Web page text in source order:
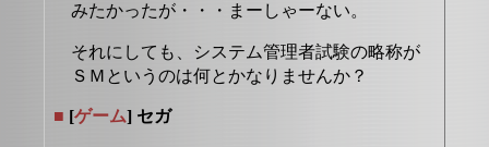
みたかったが・・・まーしゃーない。
それにしても、システム管理者試験の略称が
ＳＭというのは何とかなりませんか？
■ [ゲーム] セガ